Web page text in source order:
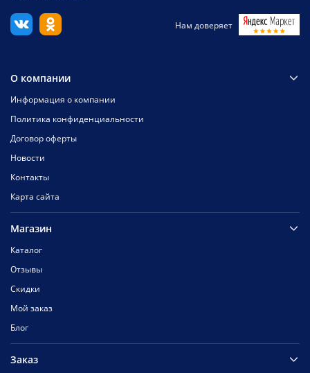
Нам доверяет
О компании
Информация о компании
Политика конфиденциальности
Договор оферты
Новости
Контакты
Карта сайта
Магазин
Каталог
Отзывы
Скидки
Мой заказ
Блог
Заказ